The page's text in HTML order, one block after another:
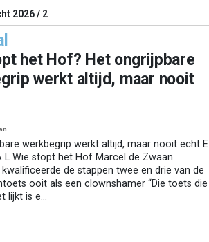
2026 / 2
het Hof? Het ongrijpbare
werkt altijd, maar nooit
werkbegrip werkt altijd, maar nooit echt E
L Wie stopt het Hof Marcel de Zwaan
kwalificeerde de stappen twee en drie van de
ooit als een clownshamer “Die toets die
lijkt is e...